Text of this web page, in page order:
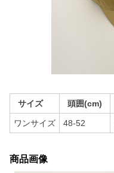
サイズ 頭囲(cm)
ワンサイズ 48-52
商品画像